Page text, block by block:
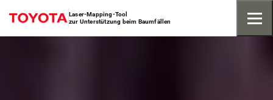
Laser-Mapping-Tool
zur Unterstützung beim Baumfällen